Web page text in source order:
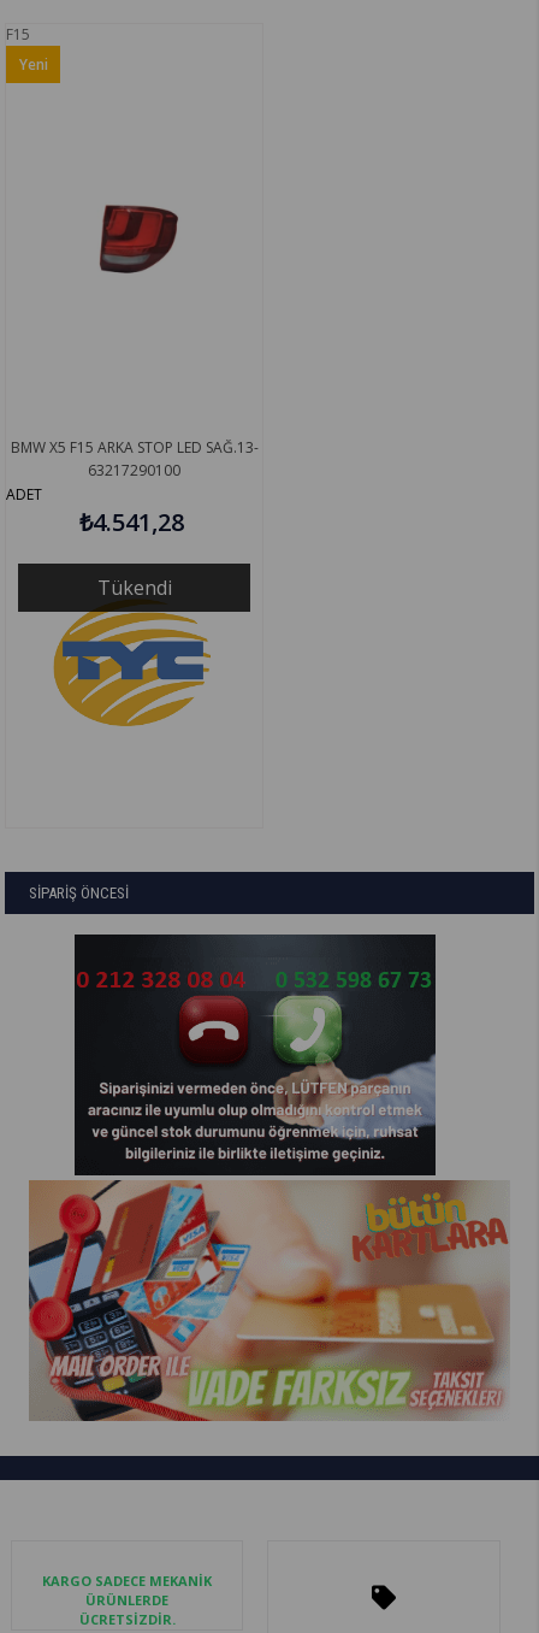
F15
Tükendi
BMW X5 F15 ARKA STOP LED SAĞ.13-
63217290100
ADET
₺4.541,28
Yeni
SİPARİŞ ÖNCESİ
KARGO SADECE MEKANİK
ÜRÜNLERDE
ÜCRETSİZDİR.